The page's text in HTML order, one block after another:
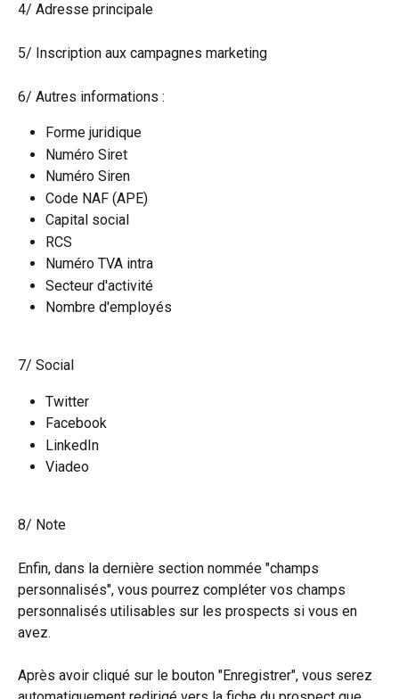
4/ Adresse principale
5/ Inscription aux campagnes marketing
6/ Autres informations :
Forme juridique
Numéro Siret
Numéro Siren
Code NAF (APE)
Capital social
RCS
Numéro TVA intra
Secteur d'activité
Nombre d'employés
7/ Social
Twitter
Facebook
LinkedIn
Viadeo
8/ Note
Enfin, dans la dernière section nommée "champs
personnalisés", vous pourrez compléter vos champs
personnalisés utilisables sur les prospects si vous en
avez.
Après avoir cliqué sur le bouton "Enregistrer", vous serez